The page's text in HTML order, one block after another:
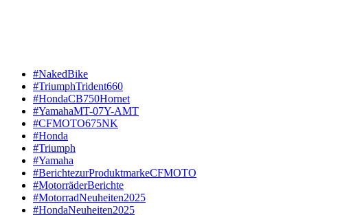
#NakedBike
#TriumphTrident660
#HondaCB750Hornet
#YamahaMT-07Y-AMT
#CFMOTO675NK
#Honda
#Triumph
#Yamaha
#BerichtezurProduktmarkeCFMOTO
#MotorräderBerichte
#MotorradNeuheiten2025
#HondaNeuheiten2025